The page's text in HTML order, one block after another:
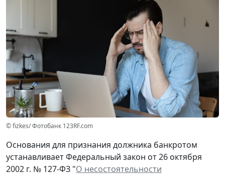
© fizkes/ Фотобанк 123RF.com
Основания для признания должника банкротом
устанавливает Федеральный закон от 26 октября
2002 г. № 127-ФЗ "О несостоятельности